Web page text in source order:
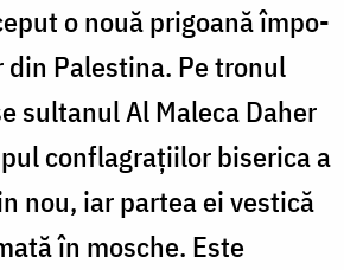
o nouă prigoană împo­
Palestina. Pe tronul
sultanul Al Maleca Daher
conflagraţiilor biserica a
nou, iar partea ei vestică
în mosche. Este